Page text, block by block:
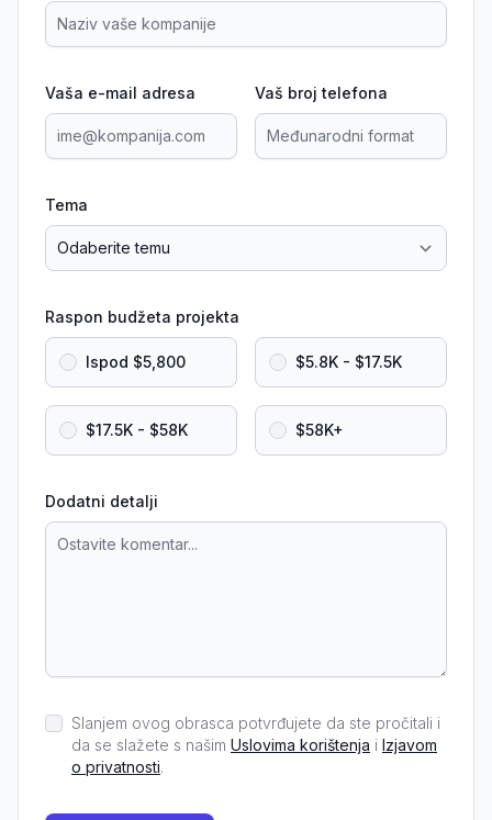
Vaša e-mail adresa Vaš broj telefona
Tema
Raspon budžeta projekta
Ispod $5,800 $5.8K - $17.5K
$17.5K - $58K $58K+
Dodatni detalji
Slanjem ovog obrasca potvrđujete da ste pročitali i
da se slažete s našim Uslovima korištenja i Izjavom
o privatnosti.